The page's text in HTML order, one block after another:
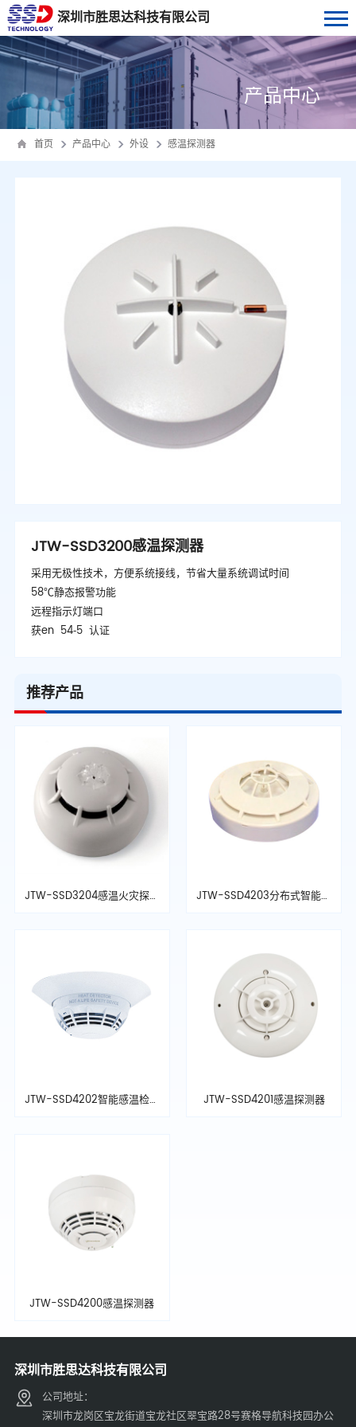
深圳市胜思达科技有限公司
产品中心
首页 产品中心 外设 感温探测器
JTW-SSD3200感温探测器
采用无极性技术，方便系统接线，节省大量系统调试时间
58℃静态报警功能
远程指示灯端口
获en 54‑5 认证
推荐产品
JTW-SSD3204感温火灾探测
JTW-SSD4203分布式智能光
JTW-SSD4202智能感温检测
JTW-SSD4201感温探测器
JTW-SSD4200感温探测器
深圳市胜思达科技有限公司
公司地址：
深圳市龙岗区宝龙街道宝龙社区翠宝路28号赛格导航科技园办公